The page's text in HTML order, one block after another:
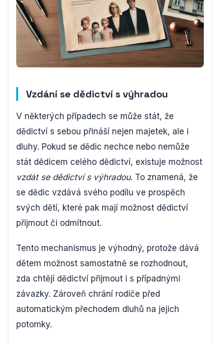
Vzdání se dědictví s výhradou
V některých případech se může stát, že
dědictví s sebou přináší nejen majetek, ale i
dluhy. Pokud se dědic nechce nebo nemůže
stát dědicem celého dědictví, existuje možnost
vzdát se dědictví s výhradou. To znamená, že
se dědic vzdává svého podílu ve prospěch
svých dětí, které pak mají možnost dědictví
přijmout či odmítnout.
Tento mechanismus je výhodný, protože dává
dětem možnost samostatně se rozhodnout,
zda chtějí dědictví přijmout i s případnými
závazky. Zároveň chrání rodiče před
automatickým přechodem dluhů na jejich
potomky.